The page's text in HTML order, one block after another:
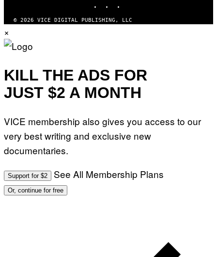
© 2026 VICE DIGITAL PUBLISHING, LLC
×
KILL THE ADS FOR
JUST $2 A MONTH
VICE membership also gives you access to our
very best writing and exclusive new
documentaries.
Support for $2 See All Membership Plans
Or, continue for free